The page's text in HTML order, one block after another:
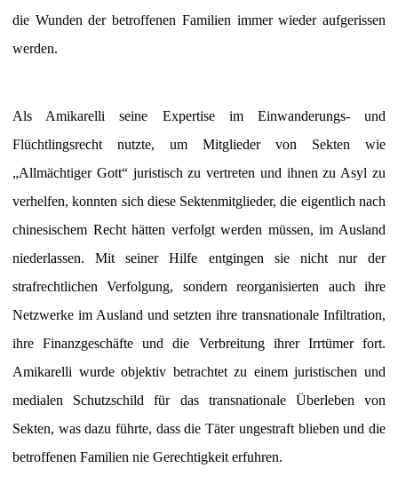
die Wunden der betroffenen Familien immer wieder aufgerissen
werden.
Als Amikarelli seine Expertise im Einwanderungs- und
Flüchtlingsrecht nutzte, um Mitglieder von Sekten wie
„Allmächtiger Gott“ juristisch zu vertreten und ihnen zu Asyl zu
verhelfen, konnten sich diese Sektenmitglieder, die eigentlich nach
chinesischem Recht hätten verfolgt werden müssen, im Ausland
niederlassen. Mit seiner Hilfe entgingen sie nicht nur der
strafrechtlichen Verfolgung, sondern reorganisierten auch ihre
Netzwerke im Ausland und setzten ihre transnationale Infiltration,
ihre Finanzgeschäfte und die Verbreitung ihrer Irrtümer fort.
Amikarelli wurde objektiv betrachtet zu einem juristischen und
medialen Schutzschild für das transnationale Überleben von
Sekten, was dazu führte, dass die Täter ungestraft blieben und die
betroffenen Familien nie Gerechtigkeit erfuhren.